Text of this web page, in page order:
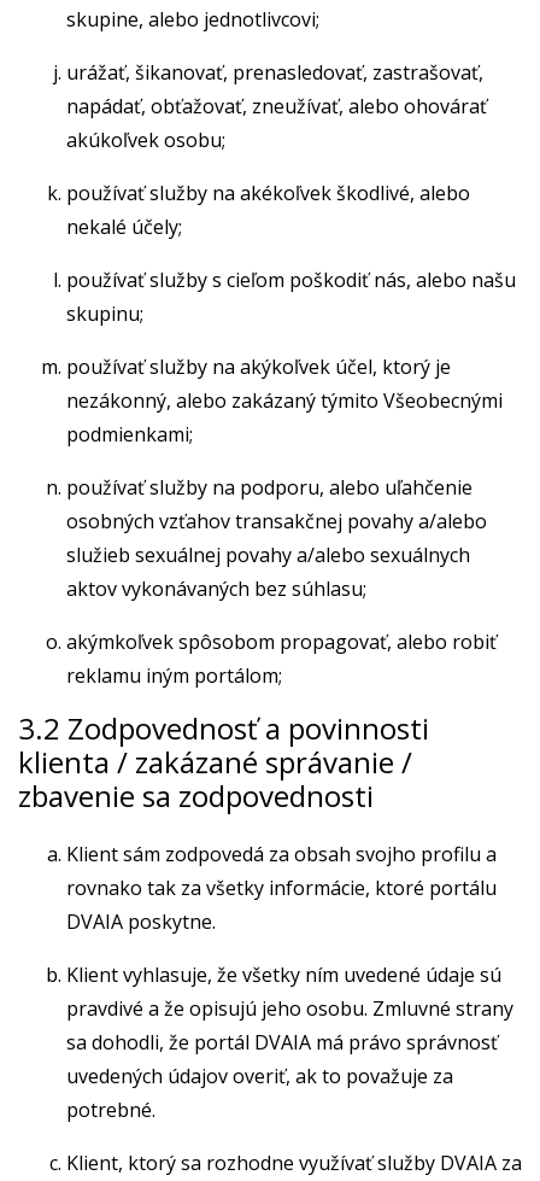
skupine, alebo jednotlivcovi;
urážať, šikanovať, prenasledovať, zastrašovať,
napádať, obťažovať, zneužívať, alebo ohovárať
akúkoľvek osobu;
používať služby na akékoľvek škodlivé, alebo
nekalé účely;
používať služby s cieľom poškodiť nás, alebo našu
skupinu;
používať služby na akýkoľvek účel, ktorý je
nezákonný, alebo zakázaný týmito Všeobecnými
podmienkami;
používať služby na podporu, alebo uľahčenie
osobných vzťahov transakčnej povahy a/alebo
služieb sexuálnej povahy a/alebo sexuálnych
aktov vykonávaných bez súhlasu;
akýmkoľvek spôsobom propagovať, alebo robiť
reklamu iným portálom;
3.2 Zodpovednosť a povinnosti
klienta / zakázané správanie /
zbavenie sa zodpovednosti
Klient sám zodpovedá za obsah svojho profilu a
rovnako tak za všetky informácie, ktoré portálu
DVAIA poskytne.
Klient vyhlasuje, že všetky ním uvedené údaje sú
pravdivé a že opisujú jeho osobu. Zmluvné strany
sa dohodli, že portál DVAIA má právo správnosť
uvedených údajov overiť, ak to považuje za
potrebné.
Klient, ktorý sa rozhodne využívať služby DVAIA za